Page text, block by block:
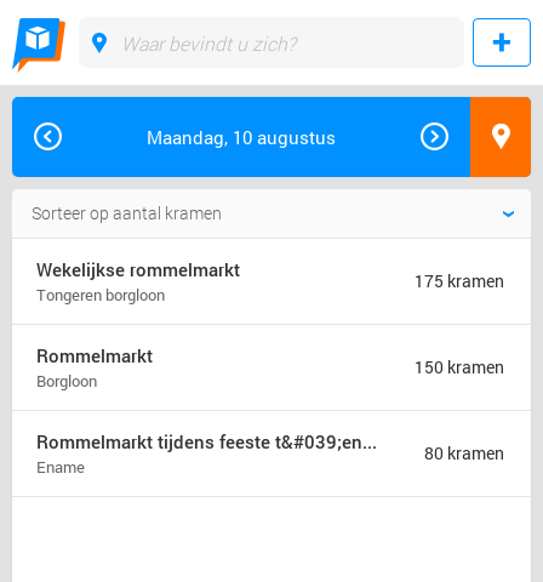
Maandag, 10 augustus
Wekelijkse rommelmarkt
Tongeren borgloon
175 kramen
Rommelmarkt
Borgloon
150 kramen
Rommelmarkt tijdens feeste t&#039;ename
Ename
80 kramen